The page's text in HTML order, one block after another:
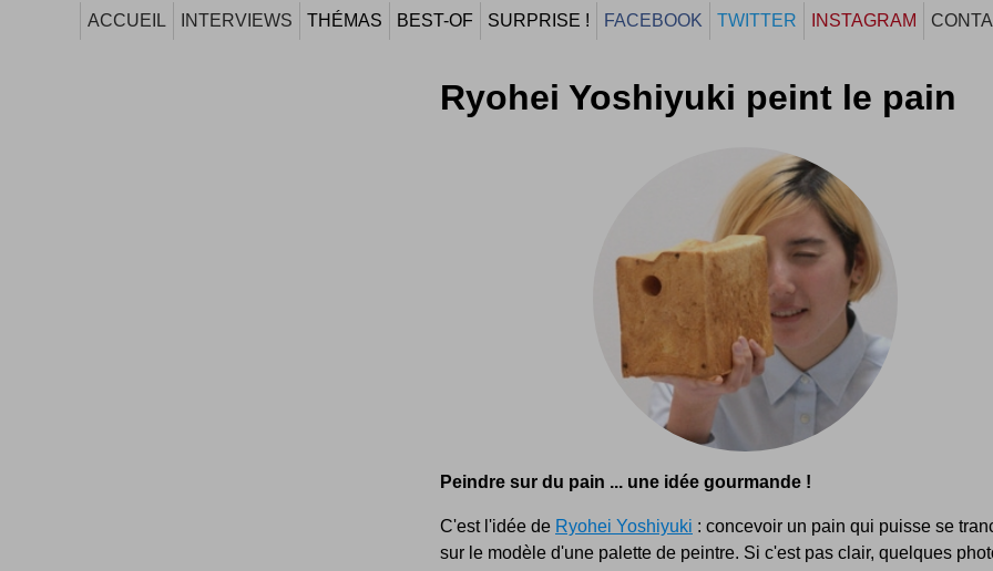
ACCUEIL INTERVIEWS THÉMAS BEST-OF SURPRISE ! FACEBOOK TWITTER INSTAGRAM
Ryohei Yoshiyuki peint le pain
Peindre sur du pain ... une idée gourmande !
C'est l'idée de Ryohei Yoshiyuki : concevoir un pain qui puisse se
sur le modèle d'une palette de peintre. Si c'est pas clair, quelques